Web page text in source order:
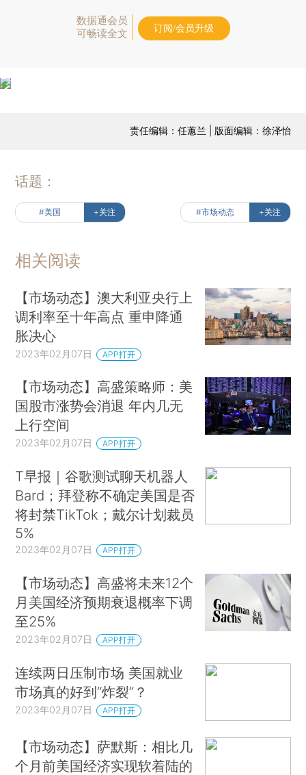
数据通会员
可畅读全文
订阅/会员升级
责任编辑：任蕙兰 | 版面编辑：徐泽怡
话题：
#美国 +关注 #市场动态 +关注
相关阅读
【市场动态】澳大利亚央行上
调利率至十年高点 重申降通
胀决心
2023年02月07日 APP打开
【市场动态】高盛策略师：美
国股市涨势会消退 年内几无
上行空间
2023年02月07日 APP打开
T早报｜谷歌测试聊天机器人
Bard；拜登称不确定美国是否
将封禁TikTok；戴尔计划裁员
5%
2023年02月07日 APP打开
【市场动态】高盛将未来12个
月美国经济预期衰退概率下调
至25%
2023年02月07日 APP打开
连续两日压制市场 美国就业
市场真的好到“炸裂”？
2023年02月07日 APP打开
【市场动态】萨默斯：相比几
个月前美国经济实现软着陆的